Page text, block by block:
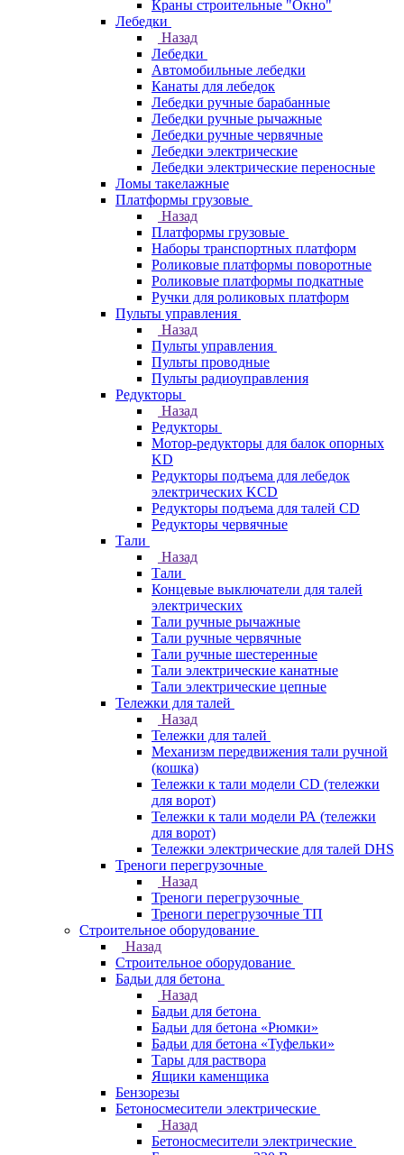
Краны строительные "Окно"
Лебедки
Назад
Лебедки
Автомобильные лебедки
Канаты для лебедок
Лебедки ручные барабанные
Лебедки ручные рычажные
Лебедки ручные червячные
Лебедки электрические
Лебедки электрические переносные
Ломы такелажные
Платформы грузовые
Назад
Платформы грузовые
Наборы транспортных платформ
Роликовые платформы поворотные
Роликовые платформы подкатные
Ручки для роликовых платформ
Пульты управления
Назад
Пульты управления
Пульты проводные
Пульты радиоуправления
Редукторы
Назад
Редукторы
Мотор-редукторы для балок опорных
KD
Редукторы подъема для лебедок
электрических KCD
Редукторы подъема для талей CD
Редукторы червячные
Тали
Назад
Тали
Концевые выключатели для талей
электрических
Тали ручные рычажные
Тали ручные червячные
Тали ручные шестеренные
Тали электрические канатные
Тали электрические цепные
Тележки для талей
Назад
Тележки для талей
Механизм передвижения тали ручной
(кошка)
Тележки к тали модели CD (тележки
для ворот)
Тележки к тали модели РА (тележки
для ворот)
Тележки электрические для талей DHS
Треноги перегрузочные
Назад
Треноги перегрузочные
Треноги перегрузочные ТП
Строительное оборудование
Назад
Строительное оборудование
Бадьи для бетона
Назад
Бадьи для бетона
Бадьи для бетона «Рюмки»
Бадьи для бетона «Туфельки»
Тары для раствора
Ящики каменщика
Бензорезы
Бетоносмесители электрические
Назад
Бетоносмесители электрические